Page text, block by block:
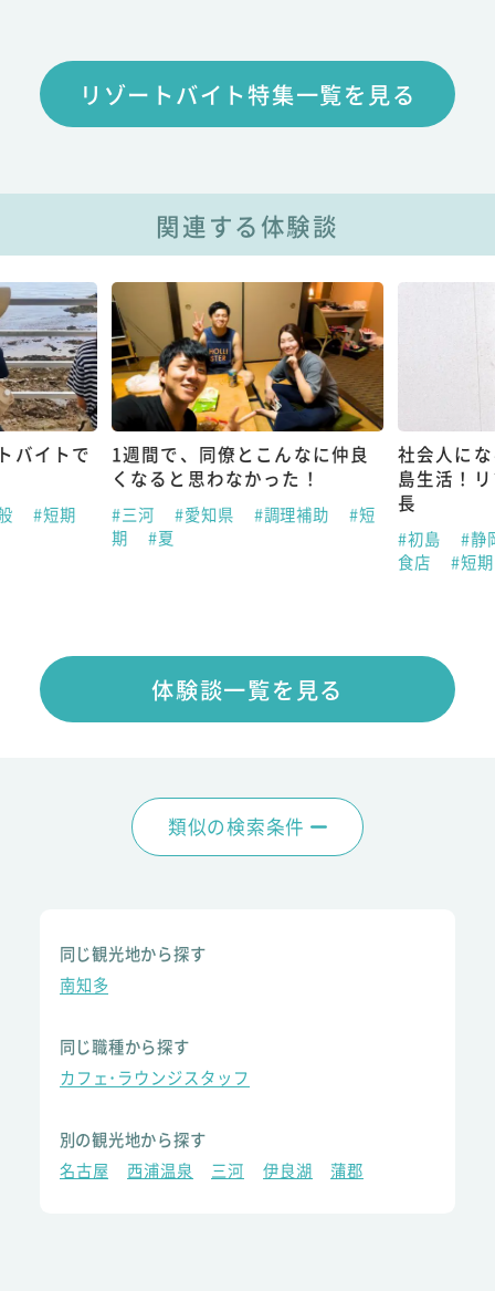
リゾートバイト特集一覧を見る
関連する体験談
バイトで
#短期
1週間で、同僚とこんなに仲良
くなると思わなかった！
#三河 #愛知県 #調理補助
#短
期
#夏
社会人に
島生活！
長
#初島
#静
食店
#短
体験談一覧を見る
類似の検索条件
同じ観光地から探す
南知多
同じ職種から探す
カフェ･ラウンジスタッフ
別の観光地から探す
名古屋
西浦温泉 三河 伊良湖 蒲郡